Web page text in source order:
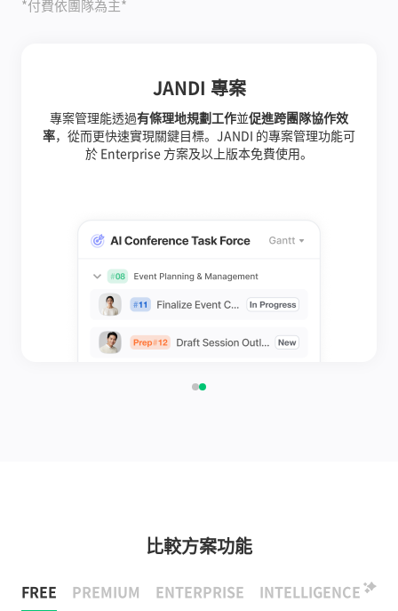
*付費依團隊為主*
JANDI 專案
專案管理能透過有條理地規劃工作並促進跨團隊協作效
率，從而更快速實現關鍵目標。JANDI 的專案管理功能可
於 Enterprise 方案及以上版本免費使用。
比較方案功能
FREE PREMIUM ENTERPRISE INTELLIGENCE